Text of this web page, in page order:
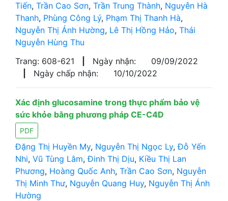
Tiến, Trần Cao Sơn, Trần Trung Thành, Nguyễn Hà
Thanh, Phùng Công Lý, Phạm Thị Thanh Hà,
Nguyễn Thị Ánh Hường, Lê Thị Hồng Hảo, Thái
Nguyễn Hùng Thu
Trang: 608-621
Ngày nhận:
09/09/2022
Ngày chấp nhận: 10/10/2022
Xác định glucosamine trong thực phẩm bảo vệ
sức khỏe bằng phương pháp CE-C4D
PDF
Đặng Thị Huyền My, Nguyễn Thị Ngọc Ly,Đỗ Yến
Nhi, Vũ Tùng Lâm,Đinh Thị Dịu, Kiều Thị Lan
Phương, Hoàng Quốc Anh, Trần Cao Sơn, Nguyễn
Thị Minh Thư, Nguyễn Quang Huy, Nguyễn Thị Ánh
Hường